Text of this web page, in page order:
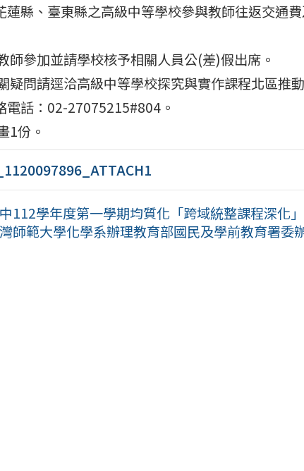
蓮縣、臺東縣之高級中等學校參與教師往返交通
師參加並請學校核予相關人員公(差)假出席。
疑問請逕洽高級中等學校探究與實作課程北區推
電話：02-27075215#804。
1份。
112學年度第一學期均質化「跨域統整課程深化
師範大學化學系辦理教育部國民及學前教育署委